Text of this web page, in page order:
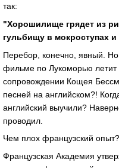
так:
"Хорошилище грядет из
гульбищу в мокроступах
Перебор, конечно, явный.
фильме по Лукоморью летит
сопровождении Кощея
песней на английском?!
английский выучили?
проводил.
Чем плох французский опыт?
Французская Академия